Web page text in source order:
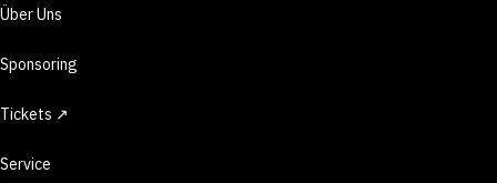
Über Uns
Sponsoring
Tickets ↗
Service